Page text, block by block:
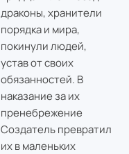
драконы, хранители
порядка и мира,
покинули людей,
устав от своих
обязанностей. В
наказание за их
пренебрежение
Создатель превратил
их в маленьких